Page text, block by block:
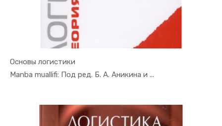
Основы логистики
Manba muallifi: Под ред. Б. А. Аникина и ...
In Xizmat ...